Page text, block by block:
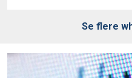
Se flere